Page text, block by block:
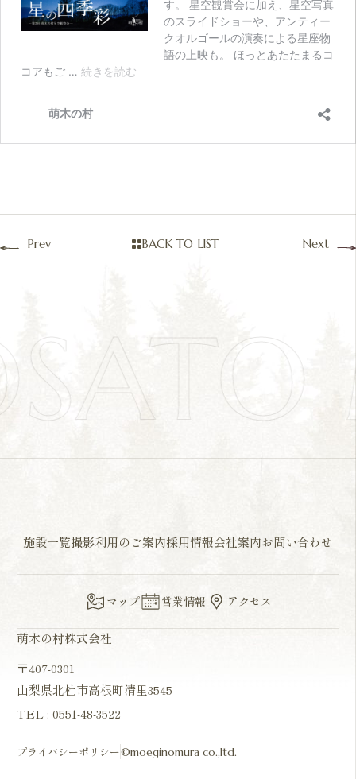
Prev Next
BACK TO LIST
施設一覧撮影利用のご案内採用情報会社案内お問い合わせ
マップ 営業情報 アクセス
萌木の村株式会社
〒407-0301
山梨県北杜市高根町清里3545
TEL : 0551-48-3522
プライバシーポリシー©moeginomura co.,ltd.